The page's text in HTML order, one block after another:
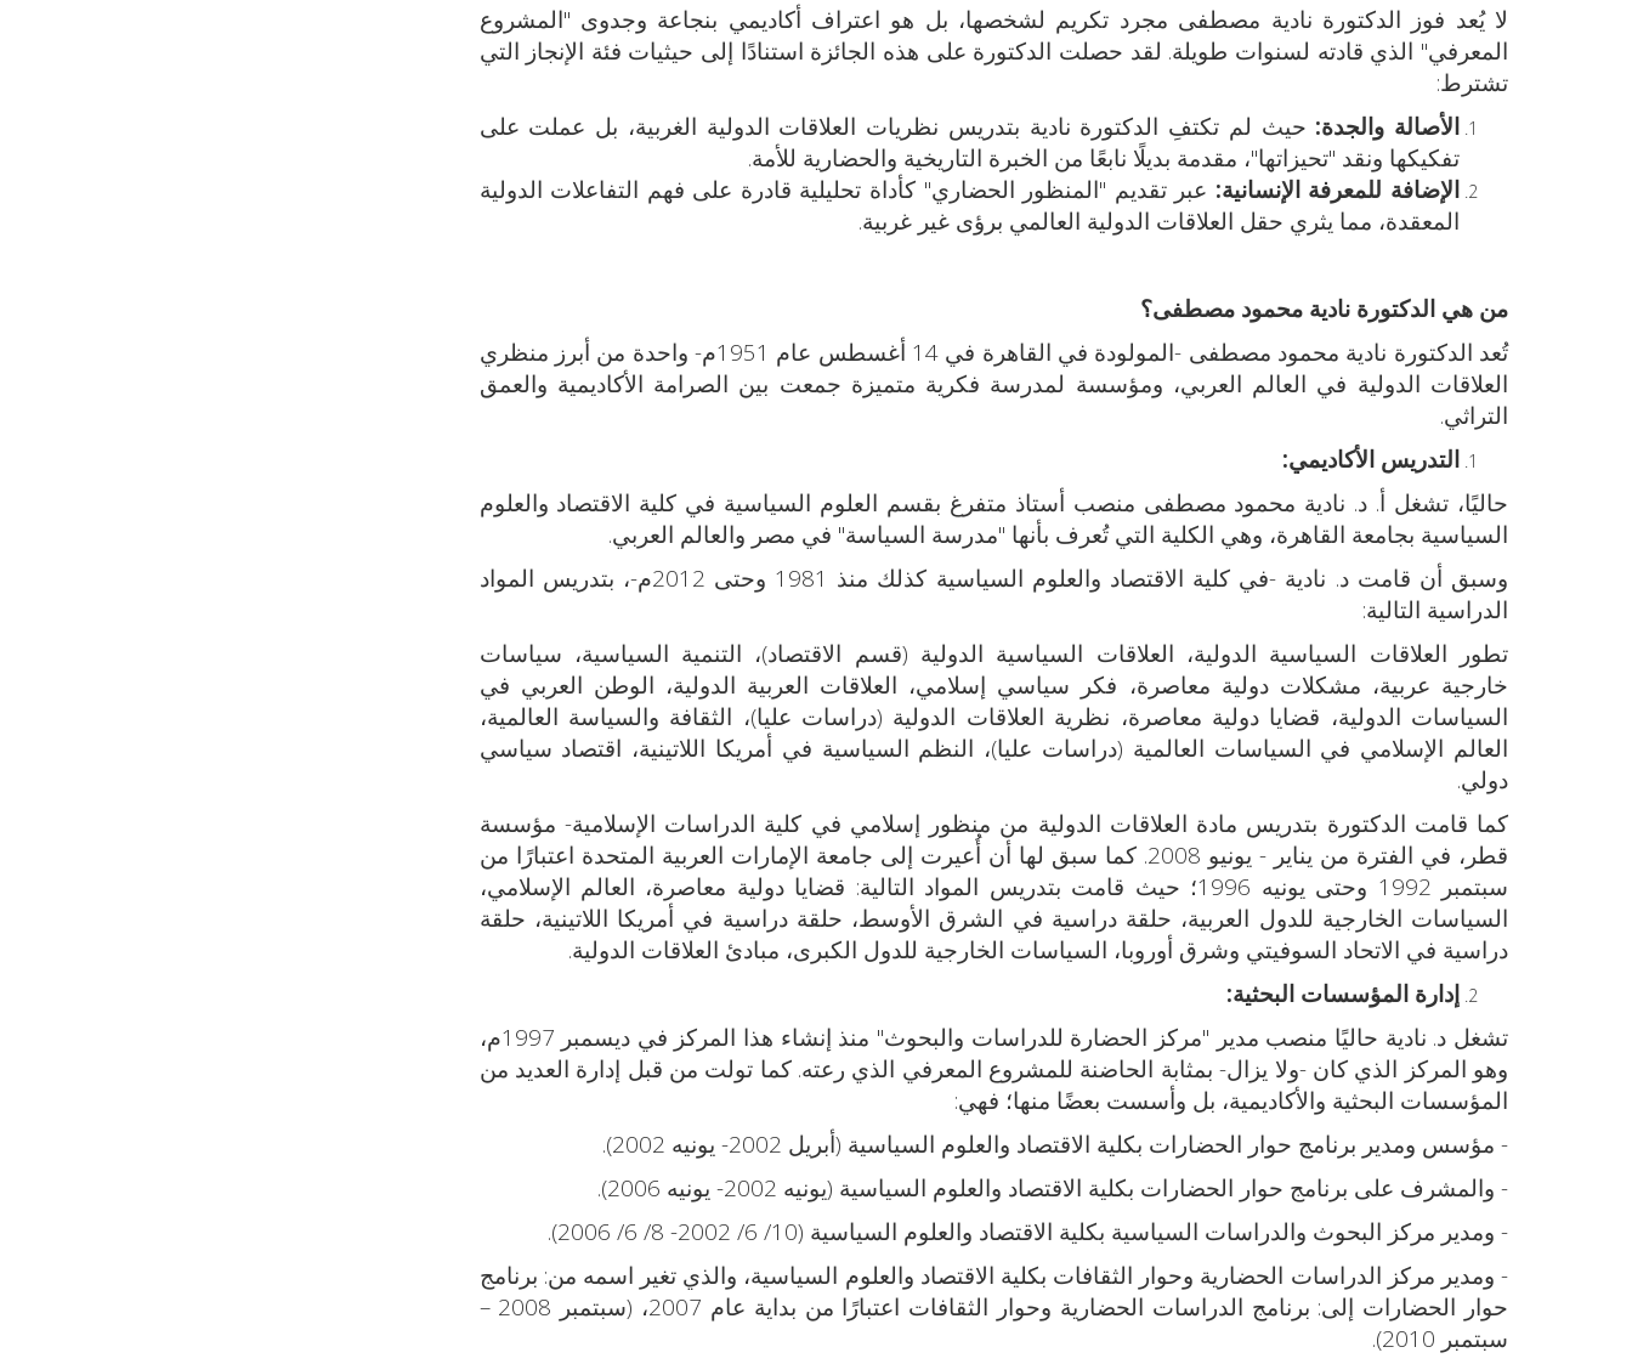
لا يُعد فوز الدكتورة نادية مصطفى مجرد تكريم لشخصها، بل هو اعتراف أكاديمي بنجاعة وجدوى "المشروع
المعرفي" الذي قادته لسنوات طويلة. لقد حصلت الدكتورة على هذه الجائزة استنادًا إلى حيثيات فئة الإنجاز التي
تشترط:
الأصالة والجدة: حيث لم تكتفِ الدكتورة نادية بتدريس نظريات العلاقات الدولية الغربية، بل عملت على
تفكيكها ونقد "تحيزاتها"، مقدمة بديلًا نابعًا من الخبرة التاريخية والحضارية للأمة.
الإضافة للمعرفة الإنسانية: عبر تقديم "المنظور الحضاري" كأداة تحليلية قادرة على فهم التفاعلات الدولية
المعقدة، مما يثري حقل العلاقات الدولية العالمي برؤى غير غربية.
من هي الدكتورة نادية محمود مصطفى؟
تُعد الدكتورة نادية محمود مصطفى -المولودة في القاهرة في 14 أغسطس عام 1951م- واحدة من أبرز منظري
العلاقات الدولية في العالم العربي، ومؤسسة لمدرسة فكرية متميزة جمعت بين الصرامة الأكاديمية والعمق
التراثي.
التدريس الأكاديمي:
حاليًا، تشغل أ. د. نادية محمود مصطفى منصب أستاذ متفرغ بقسم العلوم السياسية في كلية الاقتصاد والعلوم
السياسية بجامعة القاهرة، وهي الكلية التي تُعرف بأنها "مدرسة السياسة" في مصر والعالم العربي.
وسبق أن قامت د. نادية -في كلية الاقتصاد والعلوم السياسية كذلك منذ 1981 وحتى 2012م-، بتدريس المواد
الدراسية التالية:
تطور العلاقات السياسية الدولية، العلاقات السياسية الدولية (قسم الاقتصاد)، التنمية السياسية، سياسات
خارجية عربية، مشكلات دولية معاصرة، فكر سياسي إسلامي، العلاقات العربية الدولية، الوطن العربي في
السياسات الدولية، قضايا دولية معاصرة، نظرية العلاقات الدولية (دراسات عليا)، الثقافة والسياسة العالمية،
العالم الإسلامي في السياسات العالمية (دراسات عليا)، النظم السياسية في أمريكا اللاتينية، اقتصاد سياسي
دولي.
كما قامت الدكتورة بتدريس مادة العلاقات الدولية من منظور إسلامي في كلية الدراسات الإسلامية- مؤسسة
قطر، في الفترة من يناير - يونيو 2008. كما سبق لها أن أُعيرت إلى جامعة الإمارات العربية المتحدة اعتبارًا من
سبتمبر 1992 وحتى يونيه 1996؛ حيث قامت بتدريس المواد التالية: قضايا دولية معاصرة، العالم الإسلامي،
السياسات الخارجية للدول العربية، حلقة دراسية في الشرق الأوسط، حلقة دراسية في أمريكا اللاتينية، حلقة
دراسية في الاتحاد السوفيتي وشرق أوروبا، السياسات الخارجية للدول الكبرى، مبادئ العلاقات الدولية.
إدارة المؤسسات البحثية:
تشغل د. نادية حاليًا منصب مدير "مركز الحضارة للدراسات والبحوث" منذ إنشاء هذا المركز في ديسمبر 1997م،
وهو المركز الذي كان -ولا يزال- بمثابة الحاضنة للمشروع المعرفي الذي رعته. كما تولت من قبل إدارة العديد من
المؤسسات البحثية والأكاديمية، بل وأسست بعضًا منها؛ فهي:
- مؤسس ومدير برنامج حوار الحضارات بكلية الاقتصاد والعلوم السياسية (أبريل 2002- يونيه 2002).
- والمشرف على برنامج حوار الحضارات بكلية الاقتصاد والعلوم السياسية (يونيه 2002- يونيه 2006).
- ومدير مركز البحوث والدراسات السياسية بكلية الاقتصاد والعلوم السياسية (10/ 6/ 2002- 8/ 6/ 2006).
- ومدير مركز الدراسات الحضارية وحوار الثقافات بكلية الاقتصاد والعلوم السياسية، والذي تغير اسمه من: برنامج
حوار الحضارات إلى: برنامج الدراسات الحضارية وحوار الثقافات اعتبارًا من بداية عام 2007، (سبتمبر 2008 –
سبتمبر 2010).